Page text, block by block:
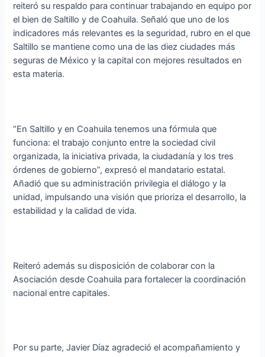
reiteró su respaldo para continuar trabajando en equipo por
el bien de Saltillo y de Coahuila. Señaló que uno de los
indicadores más relevantes es la seguridad, rubro en el que
Saltillo se mantiene como una de las diez ciudades más
seguras de México y la capital con mejores resultados en
esta materia.
“En Saltillo y en Coahuila tenemos una fórmula que
funciona: el trabajo conjunto entre la sociedad civil
organizada, la iniciativa privada, la ciudadanía y los tres
órdenes de gobierno”, expresó el mandatario estatal.
Añadió que su administración privilegia el diálogo y la
unidad, impulsando una visión que prioriza el desarrollo, la
estabilidad y la calidad de vida.
Reiteró además su disposición de colaborar con la
Asociación desde Coahuila para fortalecer la coordinación
nacional entre capitales.
Por su parte, Javier Díaz agradeció el acompañamiento y